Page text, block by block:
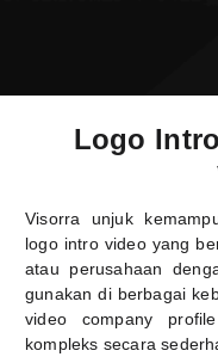
Logo
Visorra unjuk
logo intro video yang
atau perusahaan
gunakan di berbagai
video company
kompleks secara